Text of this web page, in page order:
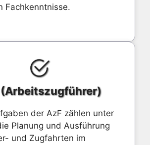
Fachkenntnisse.
(Arbeitszugführer)
der AzF zählen unter
Planung und Ausführung
und Zugfahrten im